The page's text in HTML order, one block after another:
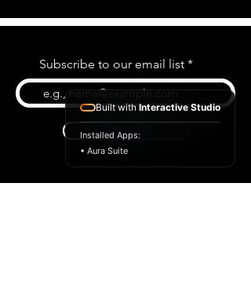
Subscribe to our email list
Subscribe
Built with Interactive Studio
Installed Apps:
• Aura Suite